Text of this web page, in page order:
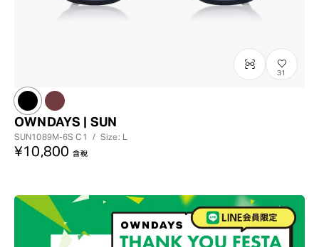
31
OWNDAYS | SUN
SUN1089M-6SC1 / Size: L
¥10,800 含稅